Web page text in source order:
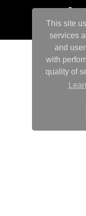
This site
services
and
with
quality of